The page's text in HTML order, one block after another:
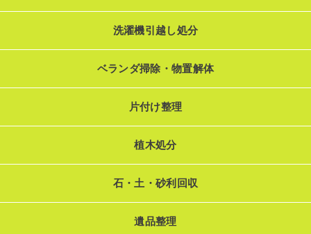
洗濯機引越し処分
ベランダ掃除・物置解体
片付け整理
植木処分
石・土・砂利回収
遺品整理